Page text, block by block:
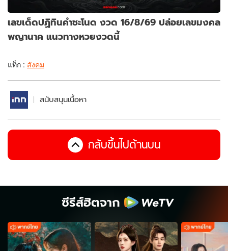
เลขเด็ดปฏิทินคำชะโนด งวด 16/8/69 ปล่อยเลขมงคล
พญานาค แนวทางหวยงวดนี้
แท็ก : สังคม
สนับสนุนเนื้อหา
กลับขึ้นไปด้านบน
ซีรีส์ฮิตจาก